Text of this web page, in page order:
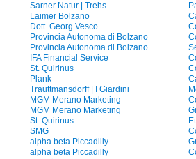
Sarner Natur | Trehs
Laimer Bolzano
Dott. Georg Vesco
Provincia Autonoma di Bolzano
Provincia Autonoma di Bolzano
IFA Financial Service
St. Quirinus
Plank
Trauttmansdorff | I Giardini
MGM Merano Marketing
MGM Merano Marketing
St. Quirinus
SMG
alpha beta Piccadilly
alpha beta Piccadilly